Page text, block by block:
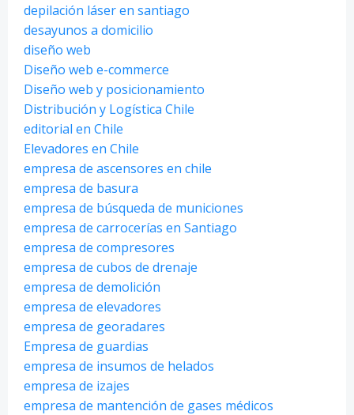
depilación láser en santiago
desayunos a domicilio
diseño web
Diseño web e-commerce
Diseño web y posicionamiento
Distribución y Logística Chile
editorial en Chile
Elevadores en Chile
empresa de ascensores en chile
empresa de basura
empresa de búsqueda de municiones
empresa de carrocerías en Santiago
empresa de compresores
empresa de cubos de drenaje
empresa de demolición
empresa de elevadores
empresa de georadares
Empresa de guardias
empresa de insumos de helados
empresa de izajes
empresa de mantención de gases médicos